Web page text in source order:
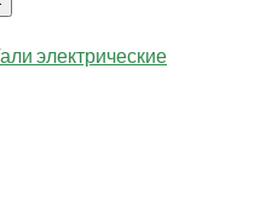
электрические